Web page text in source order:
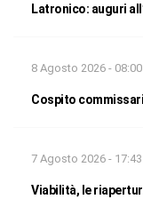
Latronico: auguri
8 Agosto 2026 - 08:00
Cospito
7 Agosto 2026 - 17:43
Viabilità, le